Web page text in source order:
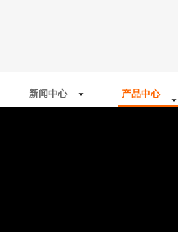
新闻中心 产品中心